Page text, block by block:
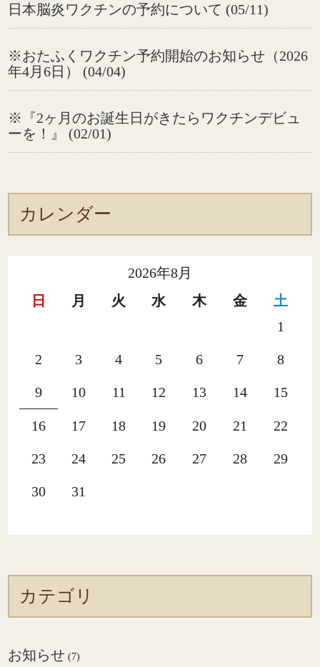
日本脳炎ワクチンの予約について (05/11)
※おたふくワクチン予約開始のお知らせ（2026
年4月6日） (04/04)
※『2ヶ月のお誕生日がきたらワクチンデビュ
ーを！』 (02/01)
カレンダー
2026年8月
日
月 火 水 木 金
土
1
2 3 4 5 6 7 8
9 10 11 12 13 14 15
16 17 18 19 20 21 22
23 24 25 26 27 28 29
30 31
カテゴリ
お知らせ (7)